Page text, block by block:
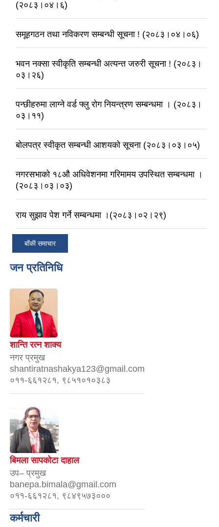
(२०८३।०४।६)
समूहगठन तथा नविकरण सम्बन्धी सूचना ! (२०८३।०४।०६)
भवन नक्सा स्वीकृति सम्बन्धी अत्यन्त जरुरी सूचना ! (२०८३।
०३।२६)
पन्छीहरुमा लाग्ने वर्ड फ्लु रोग नियन्त्रण सम्बन्धमा । (२०८३।
०३।११)
बोलपत्र स्वीकृत सम्बन्धी आशयको सूचना (२०८३।०३।०५)
नगरसभाको १८औ अधिवेशनमा गरिमामय उपस्थित सम्बन्धमा ।
(२०८३।०३।०३)
राय सुझाव पेश गर्ने सम्बन्धमा ।(२०८३।०२।२९)
बाँकी समाचार
जन प्रतिनिधि
शान्ति रत्न शाक्य
नगर प्रमुख
shantiratnashakya123@gmail.com
०११-६६१२८१, ९८५१०१०३८३
बिमला सापकोटा दाहाल
उप– प्रमुख
banepa.bimala@gmail.com
०११-६६१२८१, ९८४९५७३०००
कर्मचारी